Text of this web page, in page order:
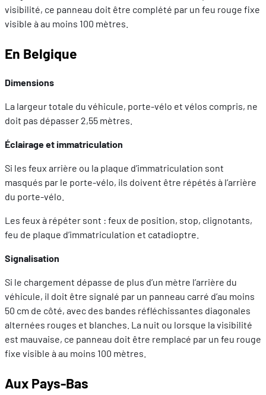
visibilité, ce panneau doit être complété par un feu rouge fixe
visible à au moins 100 mètres.
En Belgique
Dimensions
La largeur totale du véhicule, porte-vélo et vélos compris, ne
doit pas dépasser 2,55 mètres.
Éclairage et immatriculation
Si les feux arrière ou la plaque d’immatriculation sont
masqués par le porte-vélo, ils doivent être répétés à l’arrière
du porte-vélo.
Les feux à répéter sont : feux de position, stop, clignotants,
feu de plaque d’immatriculation et catadioptre.
Signalisation
Si le chargement dépasse de plus d’un mètre l’arrière du
véhicule, il doit être signalé par un panneau carré d’au moins
50 cm de côté, avec des bandes réfléchissantes diagonales
alternées rouges et blanches. La nuit ou lorsque la visibilité
est mauvaise, ce panneau doit être remplacé par un feu rouge
fixe visible à au moins 100 mètres.
Aux Pays-Bas